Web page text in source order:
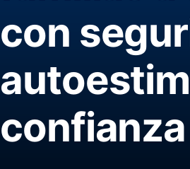
con
confianza